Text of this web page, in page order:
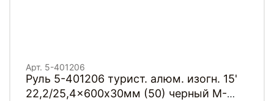
Арт. 5-401206
Руль 5-401206 турист. алюм. изогн. 15'
22,2/25,4x600х30мм (50) черный M-